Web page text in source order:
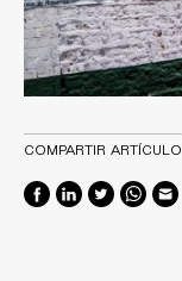
COMPARTIR ARTÍCULO